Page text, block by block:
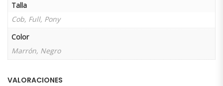
Talla
Cob, Full, Pony
Color
Marrón, Negro
VALORACIONES